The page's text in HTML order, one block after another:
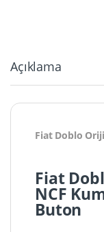
Açıklama
Fiat Doblo
Fiat
NCF
Buton